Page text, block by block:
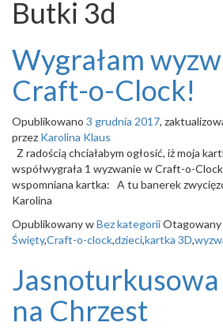
Butki 3d
Wygrałam
Craft-o-Clock!
Opublikowano 3 grudnia 2017,
przez Karolina Klaus
Z radością chciałabym ogłosić, iż moja
współwygrała 1 wyzwanie w Craft-o-
wspomniana kartka: A tu banerek
Karolina
Opublikowany wBez kategoriiOtagowany
Święty,Craft-o-clock,dzieci,kartka 3D,
na Chrzest